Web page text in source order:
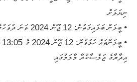
ނިޔަލަށް
• ބީލަން ބަލައިގަތުން: 12 ޖޫން 2024 ވަނަ ދުވަހުގެ 13.00 ގެ ނިޔަލަށް.
އިދާރާގެ ޖަލްސާކުރާ މާލަމުގައި